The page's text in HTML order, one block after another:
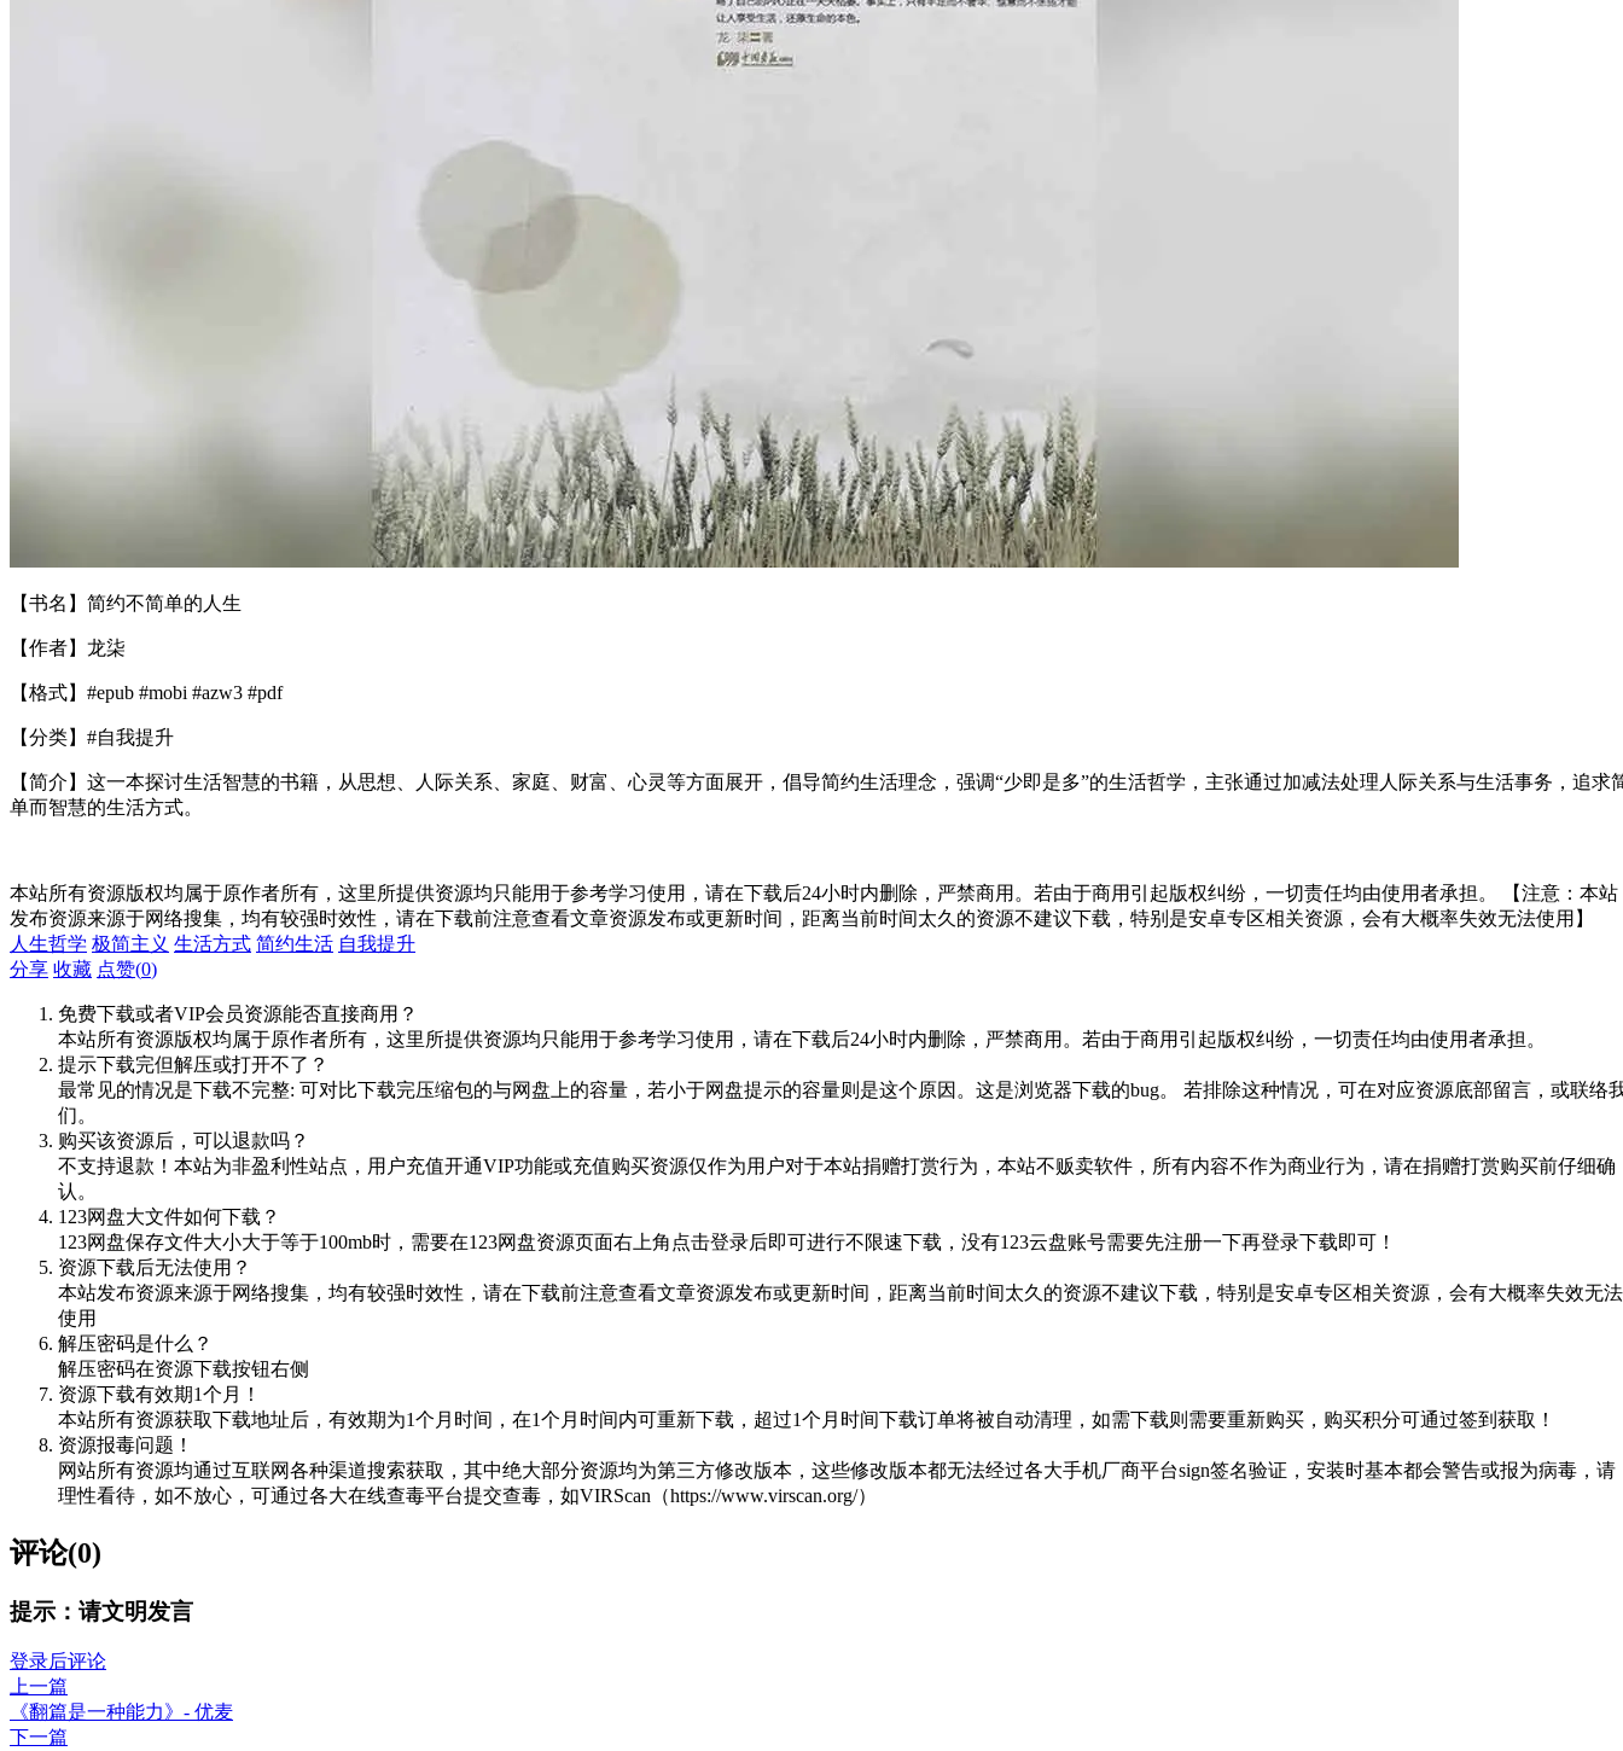
【书名】简约不简单的人生
【作者】龙柒
【格式】#epub #mobi #azw3 #pdf
【分类】#自我提升
【简介】这一本探讨生活智慧的书籍，从思想、人际关系、家庭、财富、心灵等方面展开，倡导简约生活理念，强调“少即是多”的生活哲学，主张通过加减法处理人际关系与生活事务，追求
单而智慧的生活方式。
本站所有资源版权均属于原作者所有，这里所提供资源均只能用于参考学习使用，请在下载后24小时内删除，严禁商用。若由于商用引起版权纠纷，一切责任均由使用者承担。 【注意：本站
发布资源来源于网络搜集，均有较强时效性，请在下载前注意查看文章资源发布或更新时间，距离当前时间太久的资源不建议下载，特别是安卓专区相关资源，会有大概率失效无法使用】
人生哲学 极简主义 生活方式 简约生活 自我提升
分享 收藏 点赞(0)
免费下载或者VIP会员资源能否直接商用？
本站所有资源版权均属于原作者所有，这里所提供资源均只能用于参考学习使用，请在下载后24小时内删除，严禁商用。若由于商用引起版权纠纷，一切责任均由使用者承担。
提示下载完但解压或打开不了？
最常见的情况是下载不完整: 可对比下载完压缩包的与网盘上的容量，若小于网盘提示的容量则是这个原因。这是浏览器下载的bug。 若排除这种情况，可在对应资源底部留言，或联络
们。
购买该资源后，可以退款吗？
不支持退款！本站为非盈利性站点，用户充值开通VIP功能或充值购买资源仅作为用户对于本站捐赠打赏行为，本站不贩卖软件，所有内容不作为商业行为，请在捐赠打赏购买前仔细确
认。
123网盘大文件如何下载？
123网盘保存文件大小大于等于100mb时，需要在123网盘资源页面右上角点击登录后即可进行不限速下载，没有123云盘账号需要先注册一下再登录下载即可！
资源下载后无法使用？
本站发布资源来源于网络搜集，均有较强时效性，请在下载前注意查看文章资源发布或更新时间，距离当前时间太久的资源不建议下载，特别是安卓专区相关资源，会有大概率失效无法
使用
解压密码是什么？
解压密码在资源下载按钮右侧
资源下载有效期1个月！
本站所有资源获取下载地址后，有效期为1个月时间，在1个月时间内可重新下载，超过1个月时间下载订单将被自动清理，如需下载则需要重新购买，购买积分可通过签到获取！
资源报毒问题！
网站所有资源均通过互联网各种渠道搜索获取，其中绝大部分资源均为第三方修改版本，这些修改版本都无法经过各大手机厂商平台sign签名验证，安装时基本都会警告或报为病毒，请
理性看待，如不放心，可通过各大在线查毒平台提交查毒，如VIRScan（https://www.virscan.org/）
评论(0)
提示：请文明发言
登录后评论
上一篇
《翻篇是一种能力》- 优麦
下一篇